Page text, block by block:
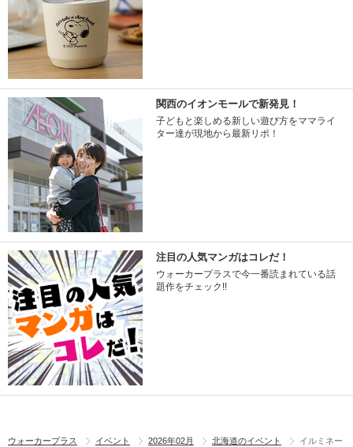
関西のイオンモールで新発見！
子どもと楽しめる新しい遊び方をママライ
ター達が現地から最新リポ！
注目の人気マンガはコレだ！
ウォーカープラスで今一番読まれている話
題作をチェック!!
ウォーカープラス イベント 2026年02月 北海道のイベント
イルミネー